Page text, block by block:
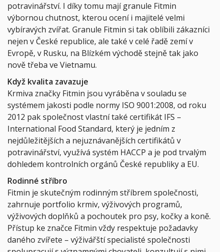
potravinářství. I díky tomu mají granule Fitmin
výbornou chutnost, kterou ocení i majitelé velmi
vybíravých zvířat. Granule Fitmin si tak oblíbili zákazníci
nejen v České republice, ale také v celé řadě zemí v
Evropě, v Rusku, na Blízkém východě stejně tak jako
nově třeba ve Vietnamu.
Když kvalita zavazuje
Krmiva značky Fitmin jsou vyráběna v souladu se
systémem jakosti podle normy ISO 9001:2008, od roku
2012 pak společnost vlastní také certifikát IFS –
International Food Standard, který je jedním z
nejdůležitějších a nejuznávanějších certifikátů v
potravinářství, využívá systém HACCP a je pod trvalým
dohledem kontrolních orgánů České republiky a EU.
Rodinné stříbro
Fitmin je skutečným rodinným stříbrem společnosti,
zahrnuje portfolio krmiv, výživových programů,
výživových doplňků a pochoutek pro psy, kočky a koně.
Přístup ke značce Fitmin vždy respektuje požadavky
daného zvířete – výživářští specialisté společnosti